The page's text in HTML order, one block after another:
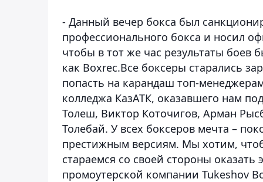
- Данный вечер бокса был
профессионального бокса и носил
чтобы в тот же час результаты боев
как Boxrec.Все боксеры старались
попасть на карандаш топ-
колледжа КазАТК, оказавшего нам
Толеш, Виктор Коточигов, Арман
Толебай. У всех боксеров мечта –
престижным версиям. Мы хотим,
стараемся со своей стороны оказать
промоутерской компании Tukeshov